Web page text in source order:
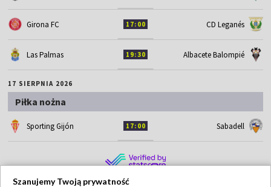
Girona FC 17:00 CD Leganés
Las Palmas 19:30 Albacete Balompié
17 SIERPNIA 2026
Piłka nożna
Sporting Gijón 17:00 Sabadell
Szanujemy Twoją prywatność